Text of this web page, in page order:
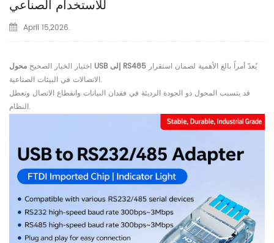
للاستخدام الصناعي
April 15,2026.
اختيار الخيار الصحيح محول USB إلى RS485 يُعدّ أمراً بالغ الأهمية لضمان استقرار
الاتصالات في البيئات الصناعية.
قد يتسبب المحول ذو الجودة الرديئة في فقدان البيانات وانقطاع الاتصال وتعطل
النظام.